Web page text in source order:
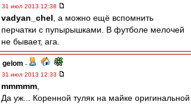
31 июл 2013 12:38
vadyan_chel , а можно ещё вспомнить
перчатки с пупырышками. В футболе мелочей
не бывает, ага.
gelom -
31 июл 2013 12:33
mmmmm
Да уж... Коренной туляк на майке оригинальной